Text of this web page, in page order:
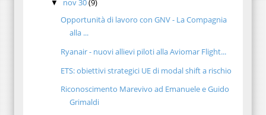
▼ nov 30(9)
Opportunità di lavoro con GNV - La Compagnia
alla ...
Ryanair - nuovi allievi piloti alla Aviomar Flight...
ETS: obiettivi strategici UE di modal shift a rischio
Riconoscimento Marevivo ad Emanuele e Guido
Grimaldi